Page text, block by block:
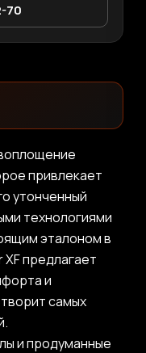
70
привлекает
утонченный
технологиями
эталоном в
предлагает
и
самых
и продуманные